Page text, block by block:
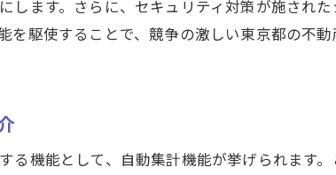
新常識としてのデジタル管理ツール
東京都不動産業界におけるIT化の波
自動集計で東京都の不動産競争を勝ち抜く方法
します。さらに、セキュリティ対策が施され
を駆使することで、競争の激しい東京都の不
る機能として、自動集計機能が挙げられます